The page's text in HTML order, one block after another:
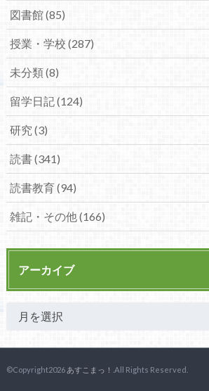
図書館 (85)
授業・学校 (287)
未分類 (8)
留学日記 (124)
研究 (3)
読書 (341)
読書教育 (94)
雑記・その他 (166)
アーカイブ
©Copyright2026 あすこまっ！ .All Rights Reserved.